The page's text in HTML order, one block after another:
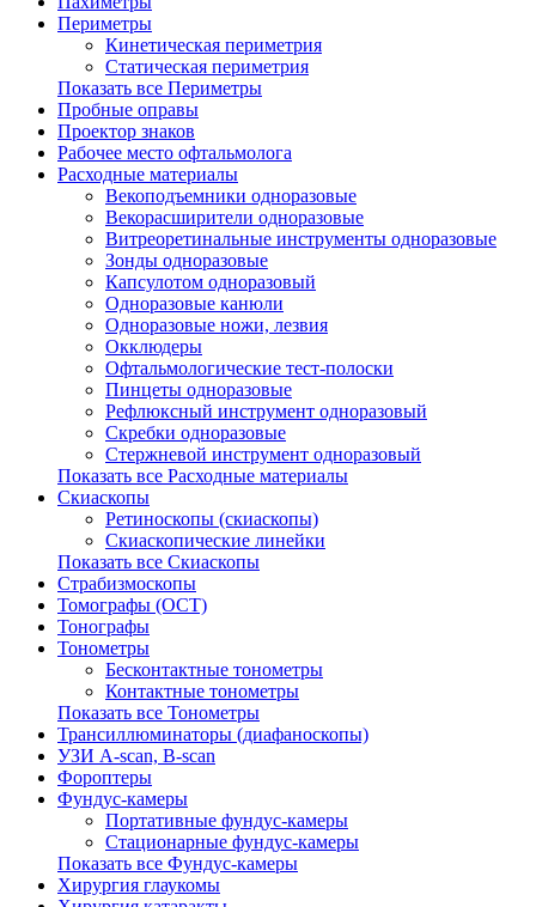
Периметры
Кинетическая периметрия
Статическая периметрия
Показать все Периметры
Пробные оправы
Проектор знаков
Рабочее место офтальмолога
Расходные материалы
Векоподъемники одноразовые
Векорасширители одноразовые
Витреоретинальные инструменты одноразовые
Зонды одноразовые
Капсулотом одноразовый
Одноразовые канюли
Одноразовые ножи, лезвия
Окклюдеры
Офтальмологические тест-полоски
Пинцеты одноразовые
Рефлюксный инструмент одноразовый
Скребки одноразовые
Стержневой инструмент одноразовый
Показать все Расходные материалы
Скиаскопы
Ретиноскопы (скиаскопы)
Скиаскопические линейки
Показать все Скиаскопы
Страбизмоскопы
Томографы (OCT)
Тонографы
Тонометры
Бесконтактные тонометры
Контактные тонометры
Показать все Тонометры
Трансиллюминаторы (диафаноскопы)
УЗИ A-scan, B-scan
Фороптеры
Фундус-камеры
Портативные фундус-камеры
Стационарные фундус-камеры
Показать все Фундус-камеры
Хирургия глаукомы